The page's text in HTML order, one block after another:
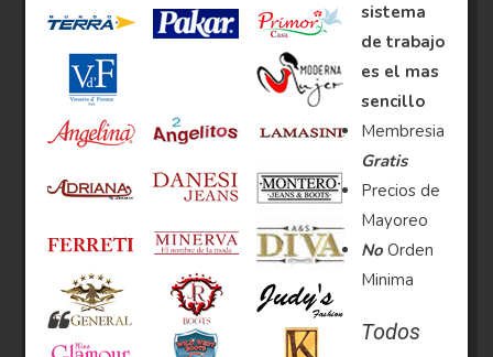
sistema
de trabajo
es el mas
sencillo
Membresia
Gratis
Precios de
Mayoreo
No Orden
Minima
Todos